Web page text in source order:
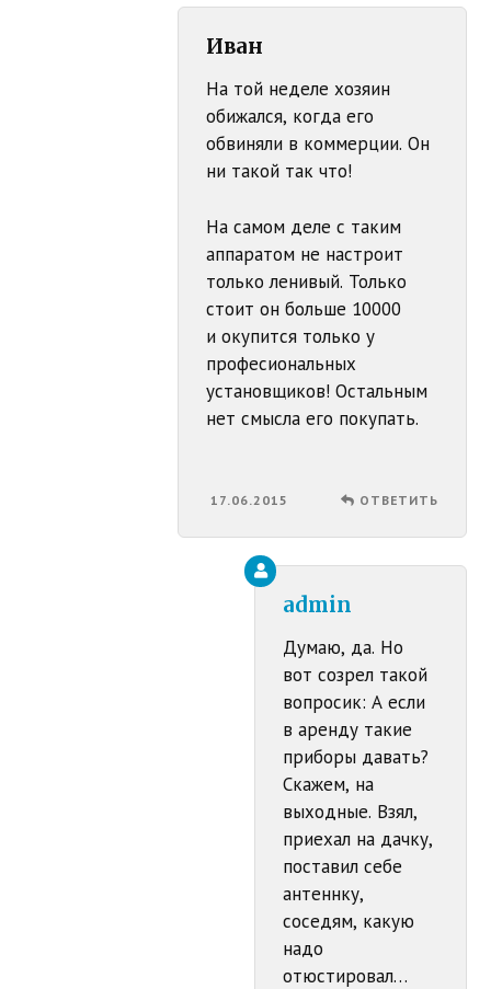
Иван
На той неделе хозяин
обижался, когда его
обвиняли в коммерции. Он
ни такой так что!
На самом деле с таким
аппаратом не настроит
только ленивый. Только
стоит он больше 10000
и окупится только у
професиональных
установщиков! Остальным
нет смысла его покупать.
17.06.2015 ОТВЕТИТЬ
admin
Думаю, да. Но
вот созрел такой
вопросик: А если
в аренду такие
приборы давать?
Скажем, на
выходные. Взял,
приехал на дачку,
поставил себе
антеннку,
соседям, какую
надо
отюстировал…